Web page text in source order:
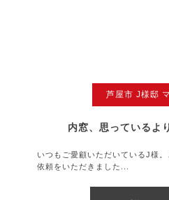
芦屋市 J様邸
内窓、思っているよ
いつもご愛顧いただいているJ様
依頼をいただきました...